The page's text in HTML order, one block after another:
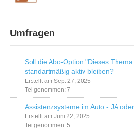
Umfragen
Soll die Abo-Option "Dieses
standartmäßig aktiv bleiben?
Erstellt am Sep. 27, 2025
Teilgenommen: 7
Assistenzsysteme im Auto - JA
Erstellt am Juni 22, 2025
Teilgenommen: 5